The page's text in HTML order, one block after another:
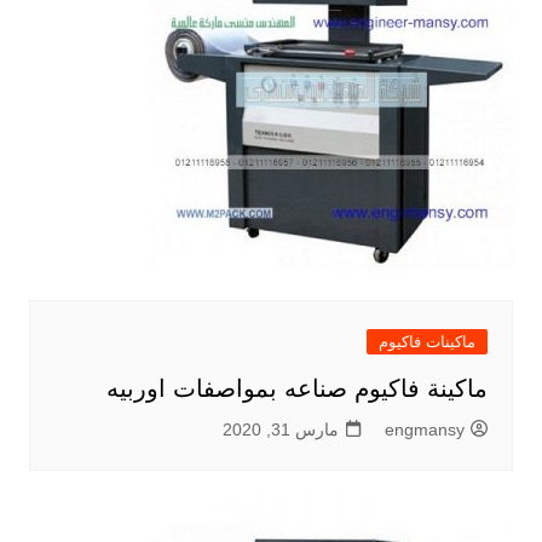
ماكينات فاكيوم
ماكينة فاكيوم صناعه بمواصفات اوربيه
engmansy مارس 31, 2020